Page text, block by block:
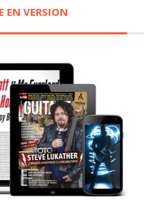
EN VERSION